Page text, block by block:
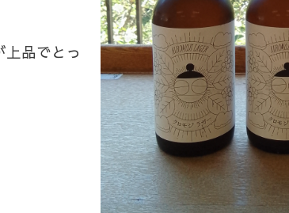
品でとっ